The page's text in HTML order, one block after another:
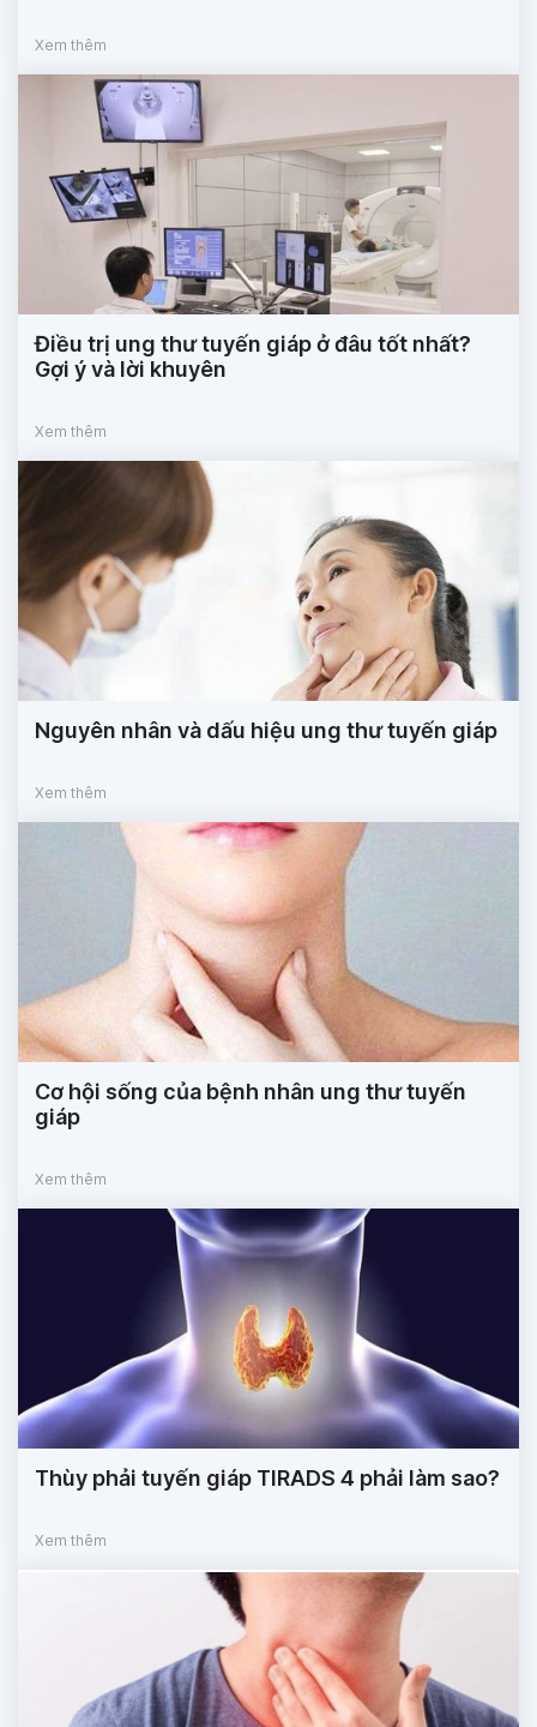
Xem thêm
Điều trị ung thư tuyến giáp ở đâu tốt nhất?
Gợi ý và lời khuyên
Xem thêm
Nguyên nhân và dấu hiệu ung thư tuyến giáp
Xem thêm
Cơ hội sống của bệnh nhân ung thư tuyến
giáp
Xem thêm
Thùy phải tuyến giáp TIRADS 4 phải làm sao?
Xem thêm